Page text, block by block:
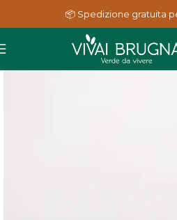
📦 Spedizione gratuita